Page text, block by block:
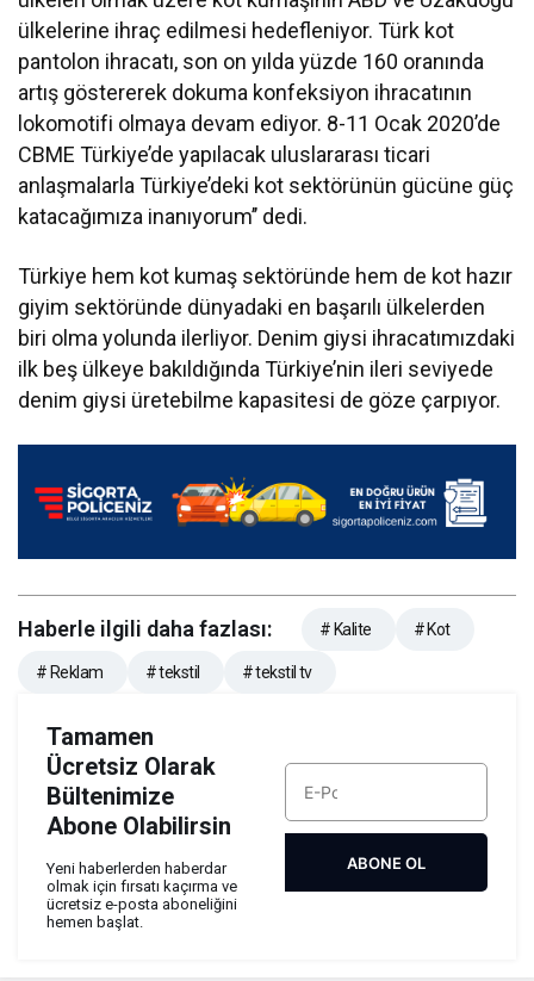
ülkelerine ihraç edilmesi hedefleniyor. Türk kot
pantolon ihracatı, son on yılda yüzde 160 oranında
artış göstererek dokuma konfeksiyon ihracatının
lokomotifi olmaya devam ediyor. 8-11 Ocak 2020’de
CBME Türkiye’de yapılacak uluslararası ticari
anlaşmalarla Türkiye’deki kot sektörünün gücüne güç
katacağımıza inanıyorum’’ dedi.
Türkiye hem kot kumaş sektöründe hem de kot hazır
giyim sektöründe dünyadaki en başarılı ülkelerden
biri olma yolunda ilerliyor. Denim giysi ihracatımızdaki
ilk beş ülkeye bakıldığında Türkiye’nin ileri seviyede
denim giysi üretebilme kapasitesi de göze çarpıyor.
Haberle ilgili daha fazlası: # Kalite # Kot
# Reklam # tekstil # tekstil tv
Tamamen
Ücretsiz Olarak
Bültenimize
Abone Olabilirsin
Yeni haberlerden haberdar
olmak için fırsatı kaçırma ve
ücretsiz e-posta aboneliğini
hemen başlat.
ABONE OL